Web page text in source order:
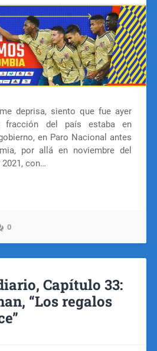
deprisa, siento que fue ayer
fracción del país estaba en
en Paro Nacional antes
por allá en noviembre del
con…
0
Capítulo 33:
“Los regalos